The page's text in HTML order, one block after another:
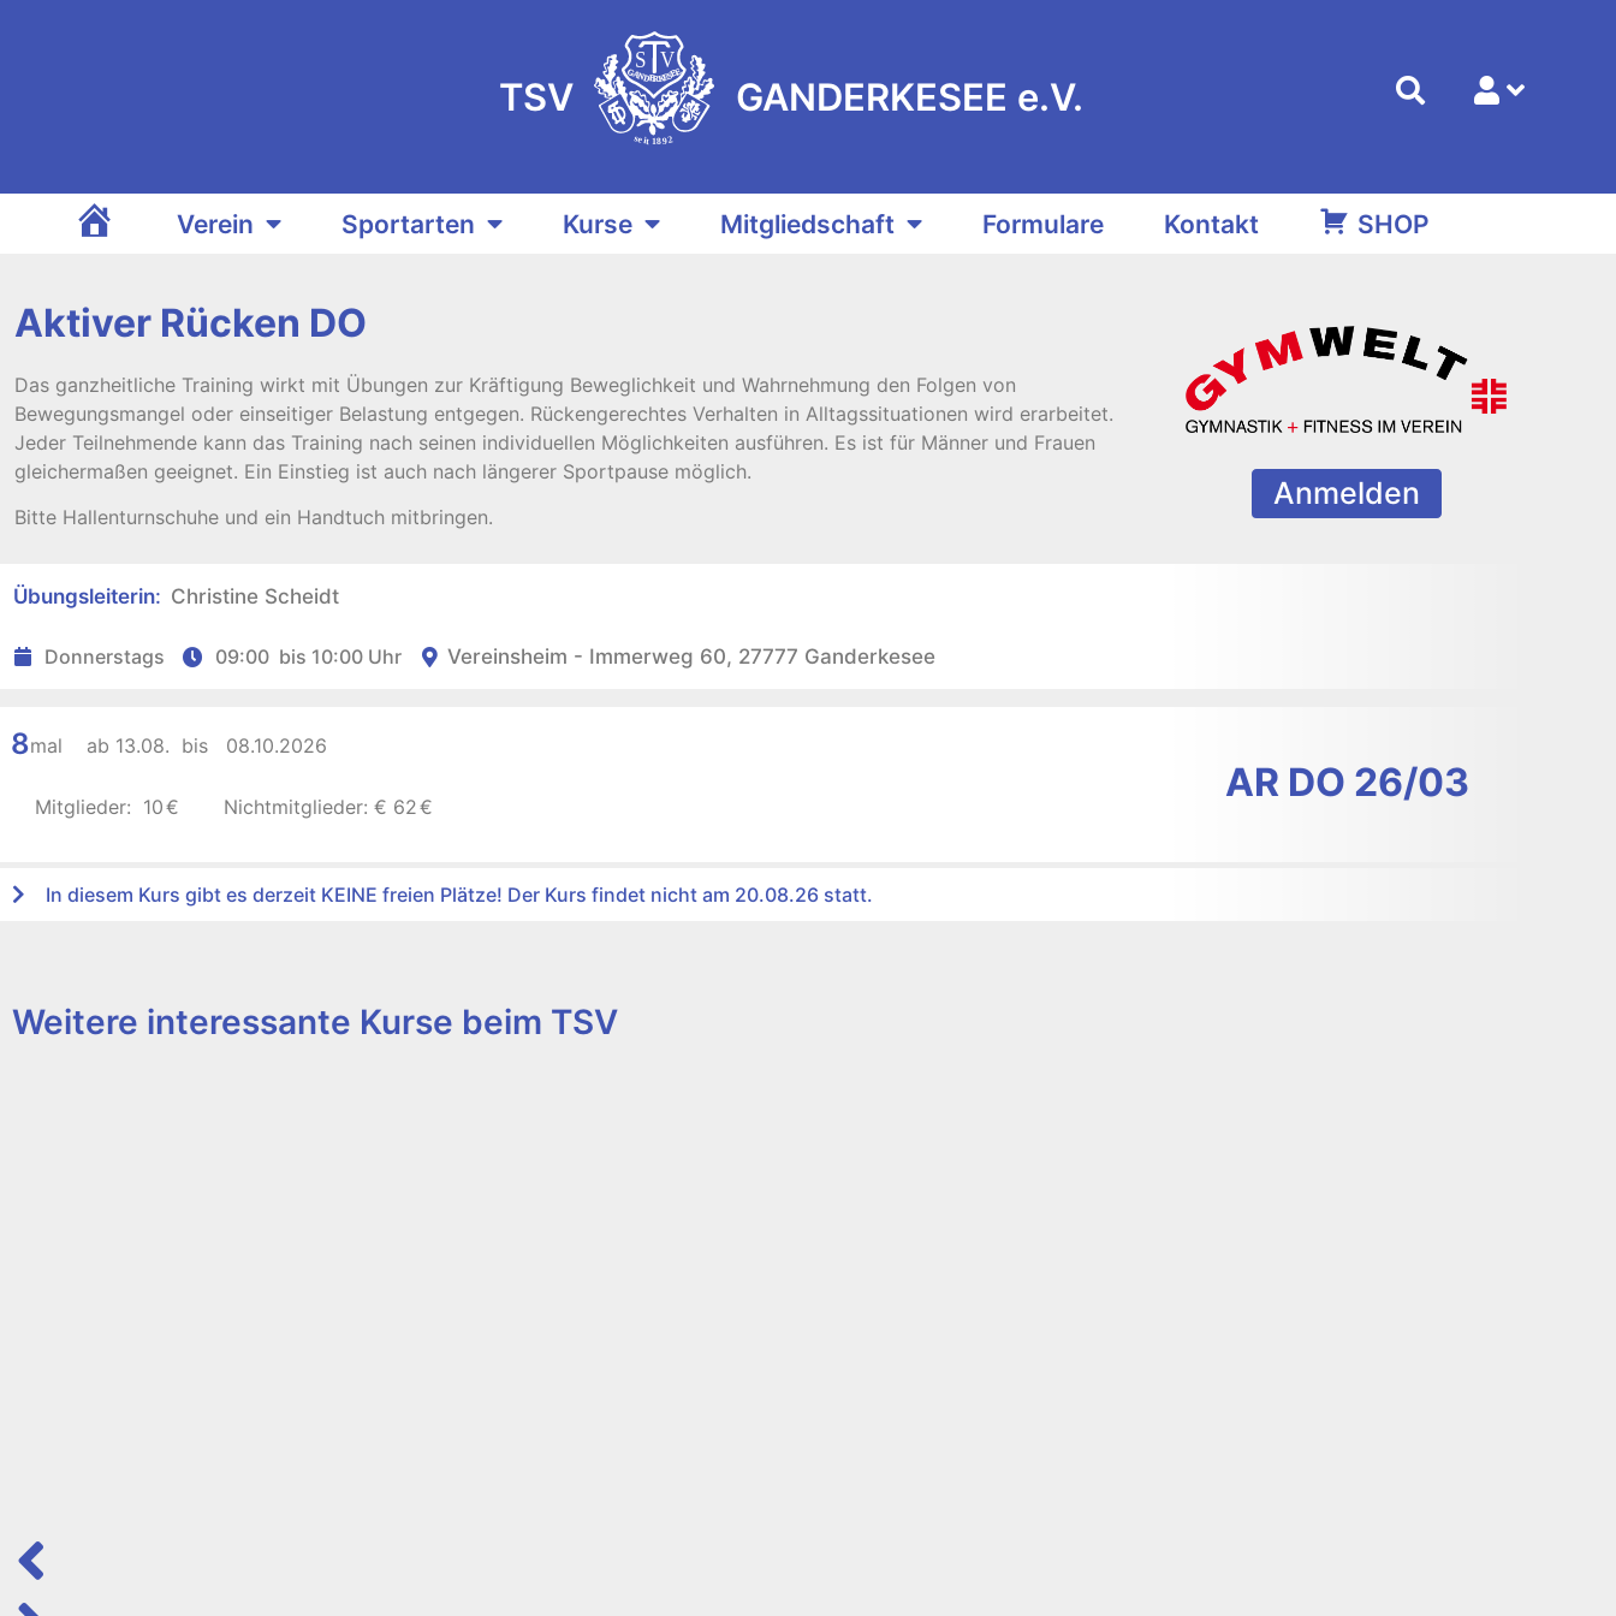
TSV
seit 1892
GANDERKESEE
S V
GANDERKESEE e.V.
TSV Ganderkesee
Verein Sportarten Kurse Mitgliedschaft Formulare Kontakt SHOP
Aktiver Rücken DO
Das ganzheitliche Training wirkt mit Übungen zur Kräftigung Beweglichkeit und Wahrnehmung den Folgen von
Bewegungsmangel oder einseitiger Belastung entgegen. Rückengerechtes Verhalten in Alltagssituationen wird erarbeitet.
Jeder Teilnehmende kann das Training nach seinen individuellen Möglichkeiten ausführen. Es ist für Männer und Frauen
gleichermaßen geeignet. Ein Einstieg ist auch nach längerer Sportpause möglich.
Bitte Hallenturnschuhe und ein Handtuch mitbringen.
Anmelden
Übungsleiterin: Christine Scheidt
Donnerstags 09:00 bis 10:00 Uhr Vereinsheim - Immerweg 60, 27777 Ganderkesee
8mal ab 13.08. bis 08.10.2026
Mitglieder: 10€ Nichtmitglieder: € 62€
AR DO 26/03
In diesem Kurs gibt es derzeit KEINE freien Plätze! Der Kurs findet nicht am 20.08.26 statt.
Weitere interessante Kurse beim TSV